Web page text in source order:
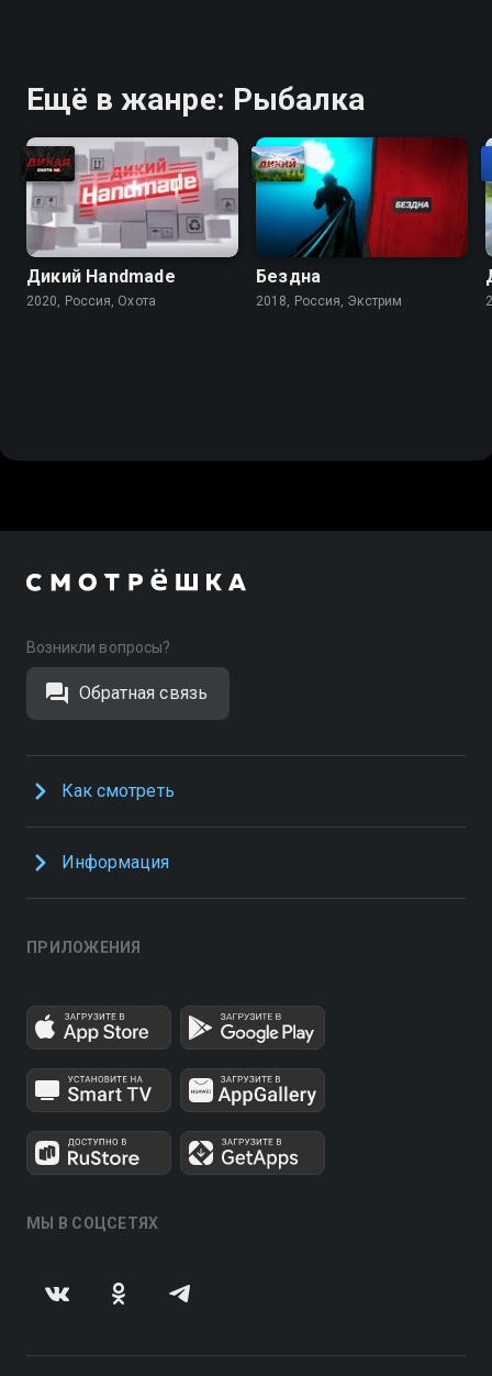
Ещё в жанре: Рыбалка
Дикий Handmade
2020, Россия, Охота
Бездна
2018, Россия, Экстрим
Возникли вопросы?
Обратная связь
Как смотреть
Информация
ПРИЛОЖЕНИЯ
МЫ В СОЦСЕТЯХ